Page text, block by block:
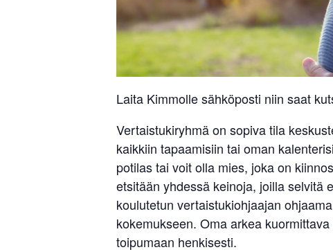
Laita Kimmolle sähköposti niin saat
Vertaistukiryhmä on sopiva tila
kaikkiin tapaamisiin tai oman
potilas tai voit olla mies, joka on
etsitään yhdessä keinoja, joilla selvitä
koulutetun vertaistukiohjaajan
kokemukseen. Oma arkea
toipumaan henkisesti.